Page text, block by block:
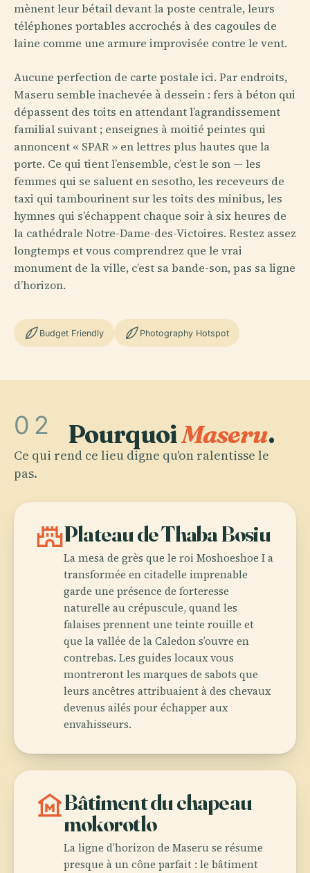
mènent leur bétail devant la poste centrale, leurs
téléphones portables accrochés à des cagoules de
laine comme une armure improvisée contre le vent.
Aucune perfection de carte postale ici. Par endroits,
Maseru semble inachevée à dessein : fers à béton qui
dépassent des toits en attendant l’agrandissement
familial suivant ; enseignes à moitié peintes qui
annoncent « SPAR » en lettres plus hautes que la
porte. Ce qui tient l’ensemble, c’est le son — les
femmes qui se saluent en sesotho, les receveurs de
taxi qui tambourinent sur les toits des minibus, les
hymnes qui s’échappent chaque soir à six heures de
la cathédrale Notre-Dame-des-Victoires. Restez assez
longtemps et vous comprendrez que le vrai
monument de la ville, c’est sa bande-son, pas sa ligne
d’horizon.
Budget Friendly Photography Hotspot
02 PourquoiMaseru.
Ce qui rend ce lieu digne qu'on ralentisse le
pas.
castlePlateau de Thaba Bosiu
La mesa de grès que le roi Moshoeshoe I a
transformée en citadelle imprenable
garde une présence de forteresse
naturelle au crépuscule, quand les
falaises prennent une teinte rouille et
que la vallée de la Caledon s’ouvre en
contrebas. Les guides locaux vous
montreront les marques de sabots que
leurs ancêtres attribuaient à des chevaux
devenus ailés pour échapper aux
envahisseurs.
museumBâtiment du chapeau
mokorotlo
La ligne d’horizon de Maseru se résume
presque à un cône parfait : le bâtiment